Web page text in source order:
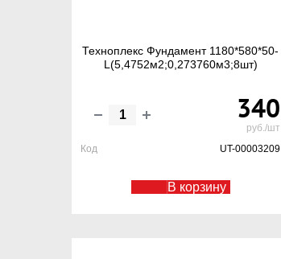
Техноплекс Фундамент 1180*580*50-
L(5,4752м2;0,273760м3;8шт)
340
руб./шт
Код
UT-00003209
В корзину